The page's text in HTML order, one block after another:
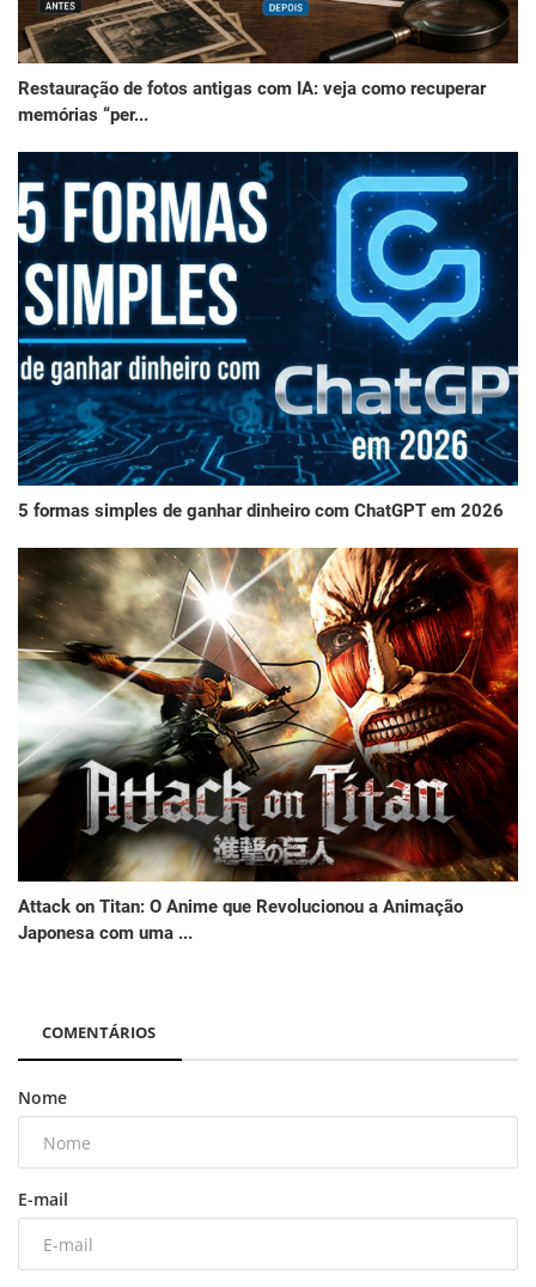
Restauração de fotos antigas com IA: veja como recuperar
memórias “per...
5 formas simples de ganhar dinheiro com ChatGPT em 2026
Attack on Titan: O Anime que Revolucionou a Animação
Japonesa com uma ...
COMENTÁRIOS
Nome
E-mail